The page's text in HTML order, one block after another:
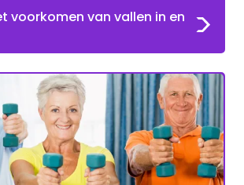
voorkomen van vallen in en